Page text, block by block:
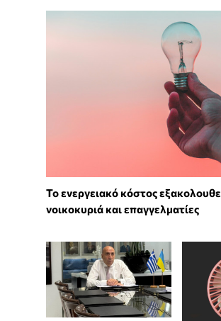
Το ενεργειακό κόστος
νοικοκυριά και επαγγελματίες